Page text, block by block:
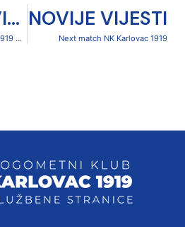
PRIJAŠNJE VIJESTI
NK HRVACE – NK KARLOVAC 1919 0-1 (0-1)
NOVIJE VIJESTI
Next match NK Karlovac 1919